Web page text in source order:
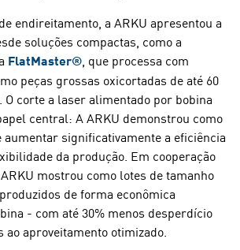
endireitamento, a ARKU apresentou a
soluções compactas, como a
FlatMaster® , que processa com
peças grossas oxicortadas de até 60
O corte a laser alimentado por bobina
central: A ARKU demonstrou como
aumentar significativamente a eficiência
da produção. Em cooperação
mostrou como lotes de tamanho
de forma econômica
- com até 30% menos desperdício
aproveitamento otimizado.